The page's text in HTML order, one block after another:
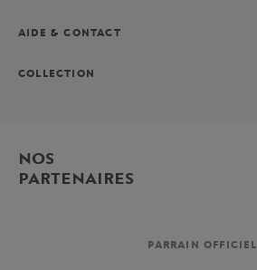
AIDE & CONTACT
COLLECTION
NOS
PARTENAIRES
PARRAIN OFFICIEL